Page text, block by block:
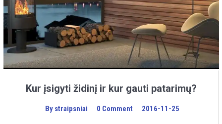
Kur įsigyti židinį ir kur gauti patarimų?
By straipsniai 0 Comment 2016-11-25